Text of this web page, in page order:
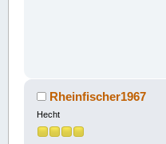
Rheinfischer1967
Hecht